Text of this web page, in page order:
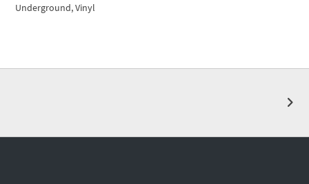
Underground,Vinyl